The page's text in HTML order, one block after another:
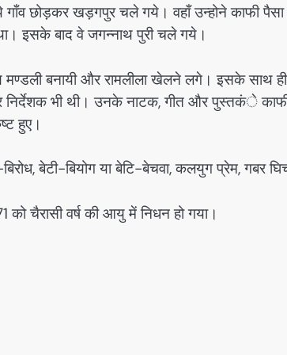
गाँव छोड़कर खड़गपुर चले गये। वहाँ उन्होने काफी
इसके बाद वे जगन्नाथ पुरी चले गये।
बनायी और रामलीला खेलने लगे। इसके साथ ही
निर्देशक भी थी। उनके नाटक, गीत और पुस्तकंे
हुए।
बेटी-बियोग या बेटि-बेचवा, कलयुग प्रेम, गबर
को चैरासी वर्ष की आयु में निधन हो गया।